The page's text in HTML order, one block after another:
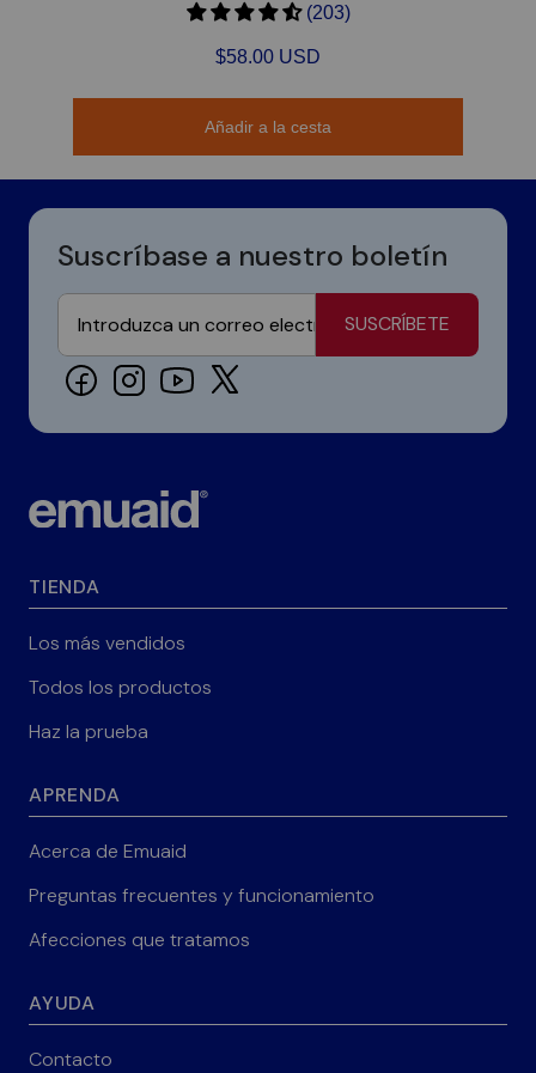
(203)
$58.00 USD
Añadir a la cesta
Suscríbase a nuestro boletín
SUSCRÍBETE
TIENDA
Los más vendidos
Todos los productos
Haz la prueba
APRENDA
Acerca de Emuaid
Preguntas frecuentes y funcionamiento
Afecciones que tratamos
AYUDA
Contacto